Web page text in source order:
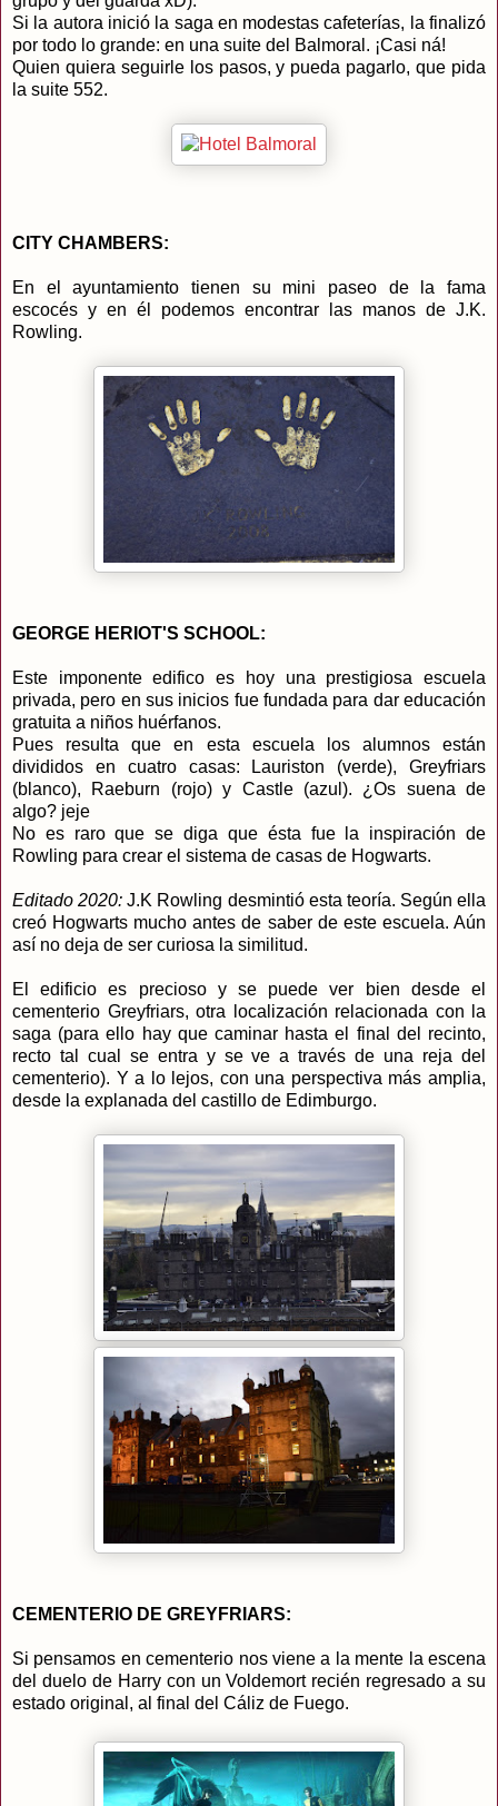
Si la autora inició la saga en modestas cafeterías, la finalizó
por todo lo grande: en una suite del Balmoral. ¡Casi ná!
Quien quiera seguirle los pasos, y pueda pagarlo, que pida
la suite 552.
CITY CHAMBERS:
En el ayuntamiento tienen su mini paseo de la fama
escocés y en él podemos encontrar las manos de J.K.
Rowling.
GEORGE HERIOT'S SCHOOL:
Este imponente edifico es hoy una prestigiosa escuela
privada, pero en sus inicios fue fundada para dar educación
gratuita a niños huérfanos.
Pues resulta que en esta escuela los alumnos están
divididos en cuatro casas: Lauriston (verde), Greyfriars
(blanco), Raeburn (rojo) y Castle (azul). ¿Os suena de
algo? jeje
No es raro que se diga que ésta fue la inspiración de
Rowling para crear el sistema de casas de Hogwarts.
Editado 2020: J.K Rowling desmintió esta teoría. Según ella
creó Hogwarts mucho antes de saber de este escuela. Aún
así no deja de ser curiosa la similitud.
El edificio es precioso y se puede ver bien desde el
cementerio Greyfriars, otra localización relacionada con la
saga (para ello hay que caminar hasta el final del recinto,
recto tal cual se entra y se ve a través de una reja del
cementerio). Y a lo lejos, con una perspectiva más amplia,
desde la explanada del castillo de Edimburgo.
CEMENTERIO DE GREYFRIARS:
Si pensamos en cementerio nos viene a la mente la escena
del duelo de Harry con un Voldemort recién regresado a su
estado original, al final del Cáliz de Fuego.